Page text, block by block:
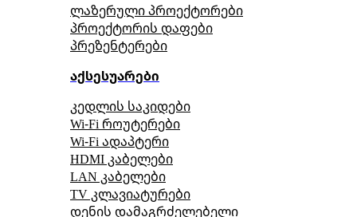
ლაზერული პროექტორები
პროექტორის დაფები
პრეზენტერები
აქსესუარები
კედლის საკიდები
Wi-Fi როუტერები
Wi-Fi ადაპტერი
HDMI კაბელები
LAN კაბელები
TV კლავიატურები
დენის დამაგრძელებელი